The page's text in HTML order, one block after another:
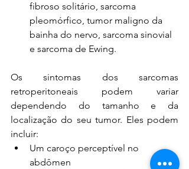
fibroso solitário, sarcoma
pleomórfico, tumor maligno da
bainha do nervo, sarcoma sinovial
e sarcoma de Ewing.
Os sintomas dos sarcomas
retroperitoneais podem variar
dependendo do tamanho e da
localização do seu tumor. Eles podem
incluir:
Um caroço perceptível no
abdômen